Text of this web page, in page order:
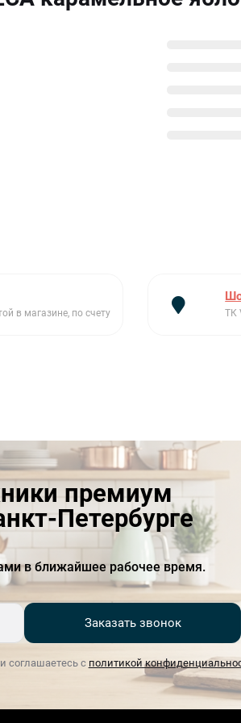
в магазине, по счету ТК
премиум
Петербурге
в ближайшее рабочее время.
Заказать звонок
соглашаетесь с политикой